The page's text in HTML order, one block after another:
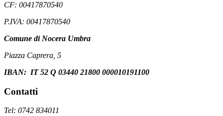
CF: 00417870540
P.IVA: 00417870540
Comune di Nocera Umbra
Piazza Caprera, 5
IBAN: IT 52 Q 03440 21800 000010191100
Contatti
Tel: 0742 834011